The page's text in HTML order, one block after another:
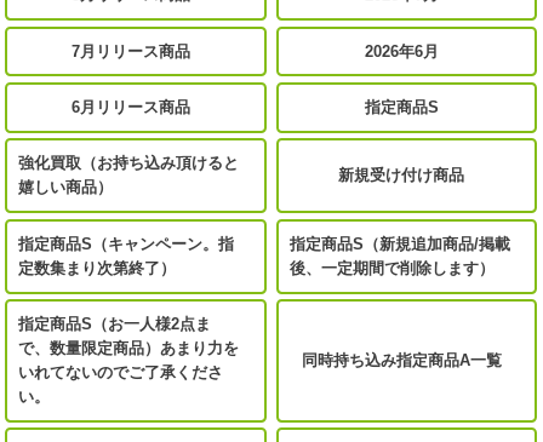
7月リリース商品 2026年6月
6月リリース商品 指定商品S
強化買取（お持ち込み頂けると
嬉しい商品）
新規受け付け商品
指定商品S（キャンペーン。指
定数集まり次第終了）
指定商品S（新規追加商品/掲載
後、一定期間で削除します）
指定商品S（お一人様2点ま
で、数量限定商品）あまり力を
いれてないのでご了承くださ
い。
同時持ち込み指定商品A一覧